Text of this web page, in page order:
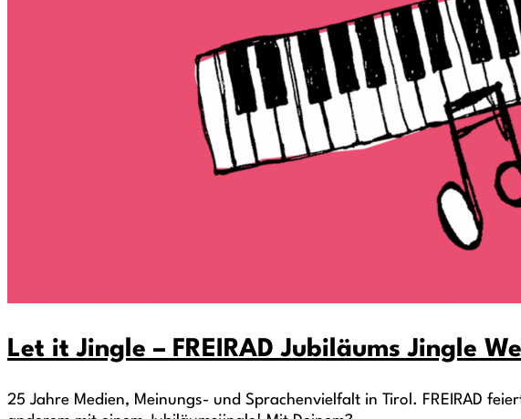
Let it Jingle – FREIRAD Jubiläums Jingle
25 Jahre Medien, Meinungs- und Sprachenvielfalt in Tirol. FREIRAD